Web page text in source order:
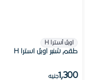
اوبل أسترا H
طقم شنبر اوبل استرا H
1,300جنيه